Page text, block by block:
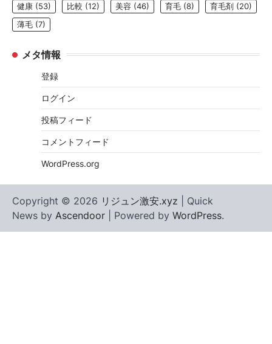
健康 (53) 比較 (12) 美容 (46) 育毛 (8) 育毛剤 (20)
薄毛 (7)
メタ情報
登録
ログイン
投稿フィード
コメントフィード
WordPress.org
Copyright © 2026 リジュン激安.xyz | Quick
News by Ascendoor | Powered by WordPress.